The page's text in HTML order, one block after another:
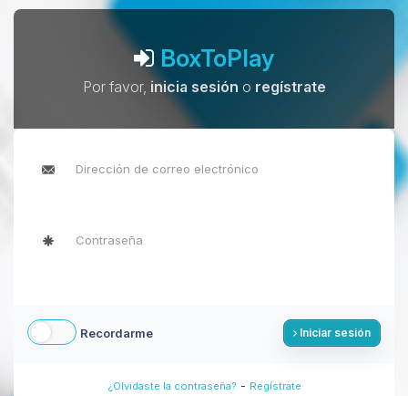
BoxToPlay
Por favor, inicia sesión o regístrate
Recordarme Iniciar sesión
¿Olvidaste la contraseña? - Regístrate